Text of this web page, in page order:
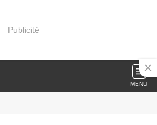
Publicité
MENU